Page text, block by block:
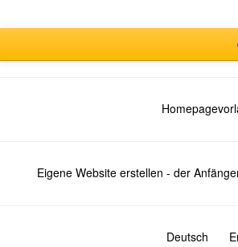
Eigene Website erstellen - der
Deutsch